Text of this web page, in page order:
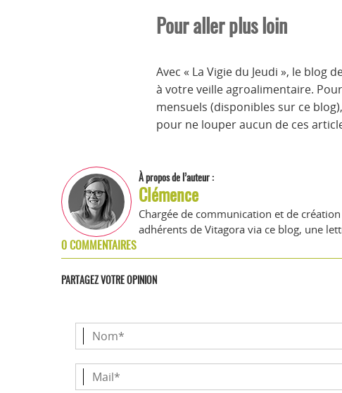
Pour aller plus loin
Avec « La Vigie du Jeudi », le
à votre veille agroalimentaire.
mensuels (disponibles sur ce
pour ne louper aucun de ces
À propos de l’auteur :
Clémence
Chargée de communication et de
adhérents de Vitagora via ce blog, une
0 COMMENTAIRES
PARTAGEZ VOTRE OPINION